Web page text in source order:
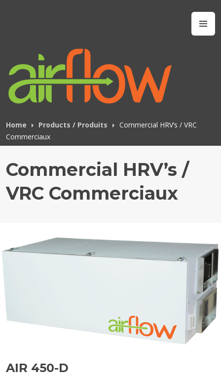
Home Products / Produits
Commercial HRV’s / VRC
Commerciaux
Commercial HRV’s /
VRC Commerciaux
AIR 450-D